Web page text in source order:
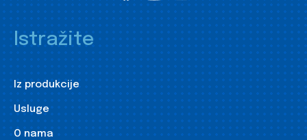
Istražite
Iz produkcije
Usluge
O nama